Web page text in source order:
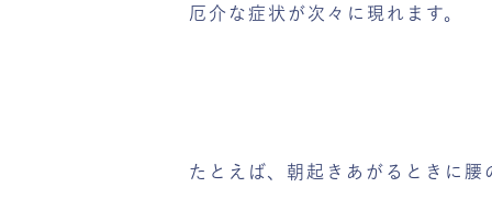
厄介な症状が次々に現れます。
たとえば、朝起きあがるときに腰